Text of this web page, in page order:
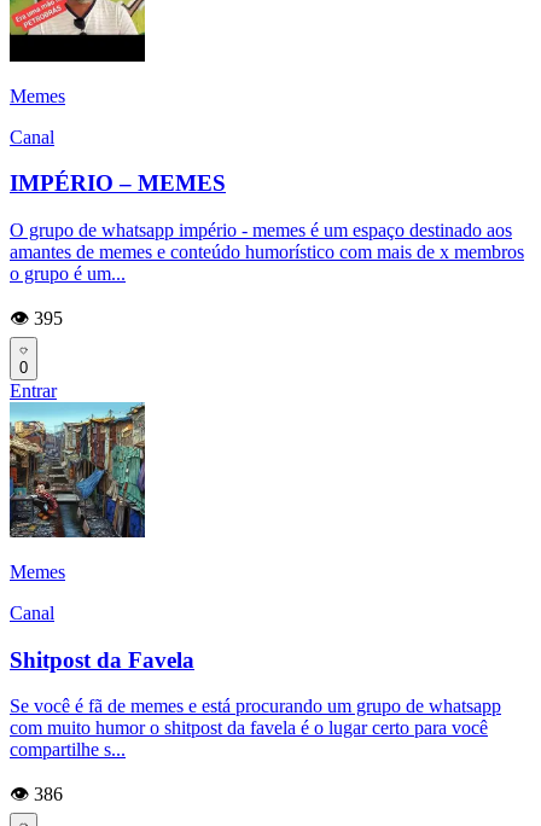
Memes
Canal
IMPÉRIO – MEMES
O grupo de whatsapp império - memes é um espaço destinado aos
amantes de memes e conteúdo humorístico com mais de x membros
o grupo é um...
👁️ 395
0
Entrar
Memes
Canal
Shitpost da Favela
Se você é fã de memes e está procurando um grupo de whatsapp
com muito humor o shitpost da favela é o lugar certo para você
compartilhe s...
👁️ 386